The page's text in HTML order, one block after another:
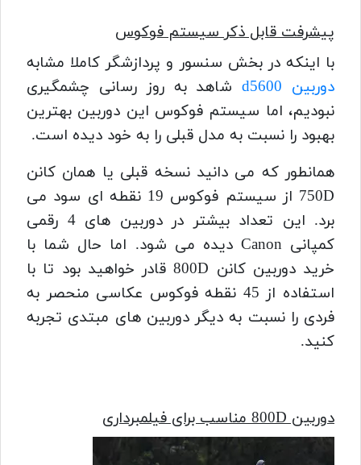
پیشرفت قابل ذکر سیستم فوکوس
با اینکه در بخش سنسور و پردازشگر کاملا مشابه
دوربین d5600
شاهد به روز رسانی چشمگیری
نبودیم، اما سیستم فوکوس این دوربین بهترین
بهبود را نسبت به مدل قبلی را به خود دیده است.
همانطور که می دانید نسخه قبلی یا همان کانن
750D از سیستم فوکوس 19 نقطه ای سود می
برد. این تعداد بیشتر در دوربین های 4 رقمی
کمپانی Canon دیده می شود. اما حال شما با
خرید دوربین کانن 800D قادر خواهید بود تا با
استفاده از 45 نقطه فوکوس عکاسی منحصر به
فردی را نسبت به دیگر دوربین های مبتدی تجربه
کنید.
دوربین 800D مناسب برای فیلمبرداری